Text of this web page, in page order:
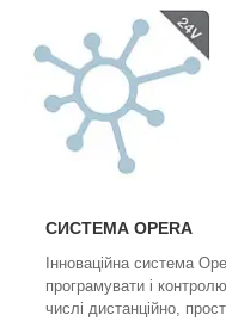
СИСТЕМА OPERA
Інноваційна система
програмувати і
числі дистанційно,